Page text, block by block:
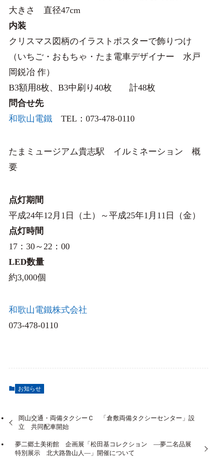
大きさ 直径47cm
内装
クリスマス図柄のイラストポスターで飾りつけ
（いちご・おもちゃ・たま電車デザイナー 水戸
岡鋭冶 作）
B3額用8枚、B3中刷り40枚 計48枚
問合せ先
和歌山電鐵TEL：073-478-0110
たまミュージアム貴志駅 イルミネーション 概
要
点灯期間
平成24年12月1日（土）～平成25年1月11日（金）
点灯時間
17：30～22：00
LED数量
約3,000個
和歌山電鐵株式会社
073-478-0110
お知らせ
岡山交通・両備タクシーＣ 「倉敷両備タクシーセンター」設
立 共同配車開始
夢二郷土美術館 企画展「松田基コレクション ―夢二名品展
特別展示 北大路魯山人―」開催について